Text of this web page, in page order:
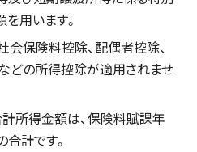
用います。
保険料控除、配偶者控除、
どの所得控除が適用されませ
所得金額は、保険料賦課年
計です。